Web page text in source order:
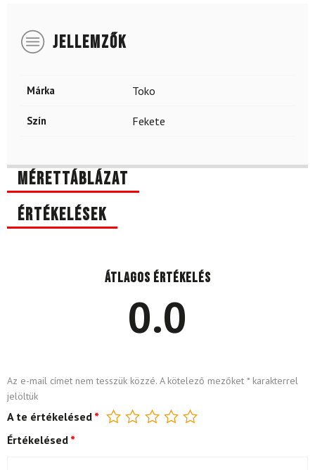
JELLEMZŐK
Márka Toko
Szín Fekete
Mérettáblázat
Értékelések
Átlagos értékelés
0.0
Az e-mail címet nem tesszük közzé. A kötelező mezőket *karakterrel
jelöltük
A te értékelésed *
Értékelésed *